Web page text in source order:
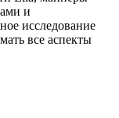
и
исследование
все аспекты